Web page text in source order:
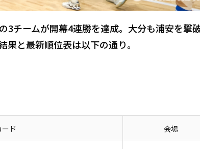
3チームが開幕4連勝を達成。大分も浦安を撃
果と最新順位表は以下の通り。
ード 会場